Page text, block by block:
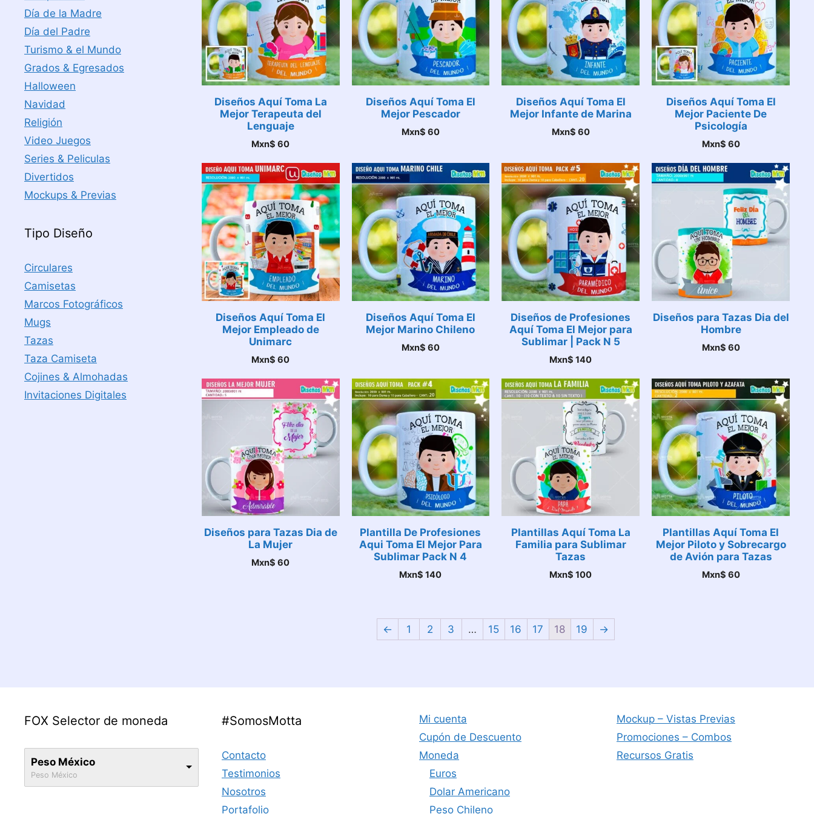
Diseños Aquí Toma La
Mejor Terapeuta del
Lenguaje
Mxn$ 60
Diseños Aquí Toma El
Mejor Pescador
Mxn$ 60
Diseños Aquí Toma El
Mejor Infante de Marina
Mxn$ 60
Diseños Aquí Toma El
Mejor Paciente De
Psicología
Mxn$ 60
Diseños Aquí Toma El
Mejor Empleado de
Unimarc
Mxn$ 60
Diseños Aquí Toma El
Mejor Marino Chileno
Mxn$ 60
Diseños de Profesiones
Aquí Toma El Mejor para
Sublimar | Pack N 5
Mxn$ 140
Diseños para Tazas Dia del
Hombre
Mxn$ 60
Diseños para Tazas Dia de
La Mujer
Mxn$ 60
Plantilla De Profesiones
Aqui Toma El Mejor Para
Sublimar Pack N 4
Mxn$ 140
Plantillas Aquí Toma La
Familia para Sublimar
Tazas
Mxn$ 100
Plantillas Aquí Toma El
Mejor Piloto y Sobrecargo
de Avión para Tazas
Mxn$ 60
← 1 2 3 … 15 16 17 18 19 →
Día de la Madre
Día del Padre
Turismo & el Mundo
Grados & Egresados
Halloween
Navidad
Religión
Video Juegos
Series & Peliculas
Divertidos
Mockups & Previas
Tipo Diseño
Circulares
Camisetas
Marcos Fotográficos
Mugs
Tazas
Taza Camiseta
Cojines & Almohadas
Invitaciones Digitales
FOX Selector de moneda
Peso México
Peso México
#SomosMotta
Contacto
Testimonios
Nosotros
Portafolio
Mi cuenta
Cupón de Descuento
Moneda
Euros
Dolar Americano
Peso Chileno
Mockup – Vistas Previas
Promociones – Combos
Recursos Gratis